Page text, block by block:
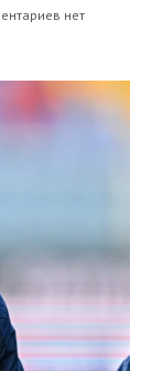
нет